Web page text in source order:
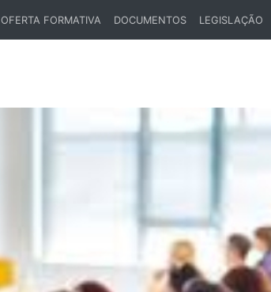
OFERTA FORMATIVA DOCUMENTOS LEGISLAÇÃO